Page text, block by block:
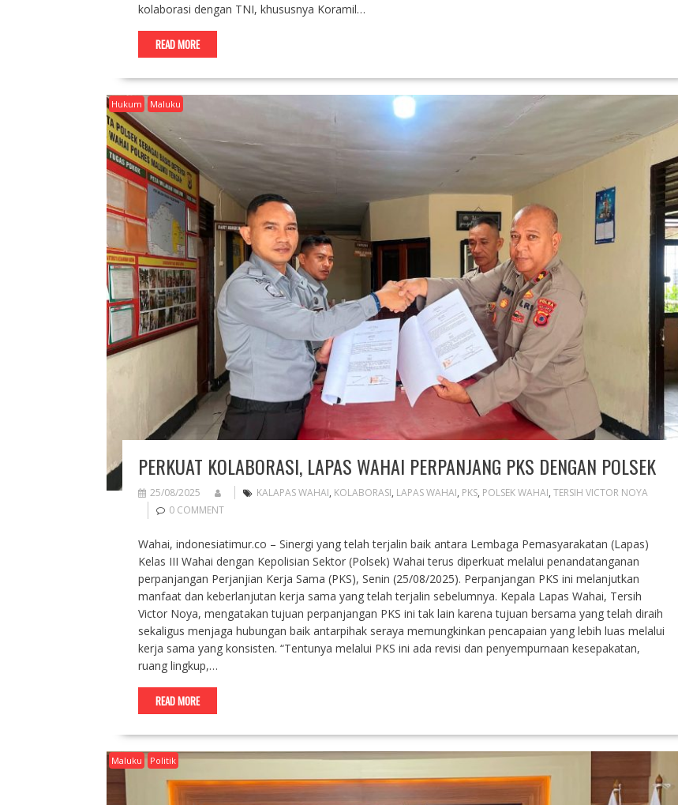
kolaborasi dengan TNI, khususnya Koramil…
READ MORE
Hukum Maluku
PERKUAT KOLABORASI, LAPAS WAHAI PERPANJANG PKS DENGAN POLSEK
25/08/2025 KALAPAS WAHAI, KOLABORASI, LAPAS WAHAI, PKS, POLSEK WAHAI, TERSIH VICTOR NOYA
0 COMMENT
Wahai, indonesiatimur.co – Sinergi yang telah terjalin baik antara Lembaga Pemasyarakatan (Lapas)
Kelas III Wahai dengan Kepolisian Sektor (Polsek) Wahai terus diperkuat melalui penandatanganan
perpanjangan Perjanjian Kerja Sama (PKS), Senin (25/08/2025). Perpanjangan PKS ini melanjutkan
manfaat dan keberlanjutan kerja sama yang telah terjalin sebelumnya. Kepala Lapas Wahai, Tersih
Victor Noya, mengatakan tujuan perpanjangan PKS ini tak lain karena tujuan bersama yang telah diraih
sekaligus menjaga hubungan baik antarpihak seraya memungkinkan pencapaian yang lebih luas melalui
kerja sama yang konsisten. “Tentunya melalui PKS ini ada revisi dan penyempurnaan kesepakatan,
ruang lingkup,…
READ MORE
Maluku Politik